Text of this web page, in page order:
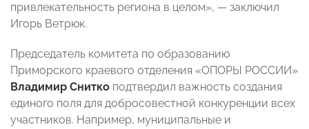
привлекательность региона в целом», — заключил
Игорь Ветрюк.
Председатель комитета по образованию
Приморского краевого отделения «ОПОРЫ РОССИИ»
Владимир Снитко подтвердил важность создания
единого поля для добросовестной конкуренции всех
участников. Например, муниципальные и